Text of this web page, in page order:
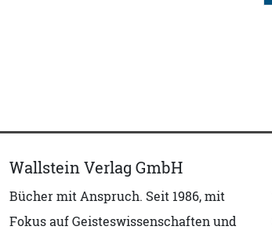
Wallstein Verlag GmbH
Bücher mit Anspruch. Seit 1986, mit
Fokus auf Geisteswissenschaften und